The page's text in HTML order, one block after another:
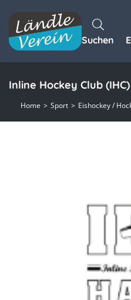
Suchen
Inline Hockey Club
Home Sport Eishockey /